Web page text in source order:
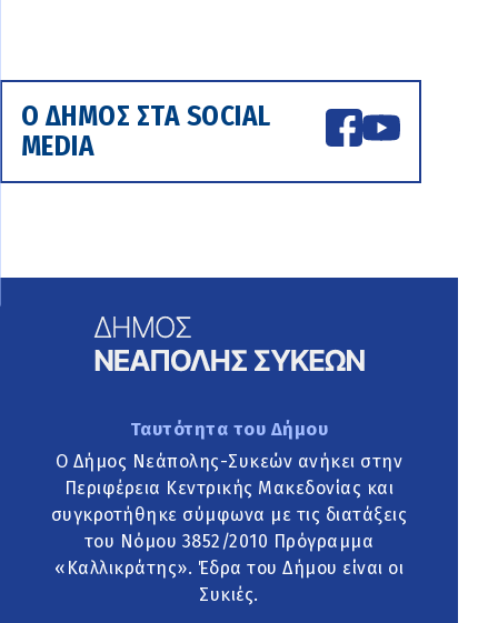
Ο ΔΗΜΟΣ ΣΤΑ SOCIAL
MEDIA
Ταυτότητα του Δήμου
Ο Δήμος Νεάπολης-Συκεών ανήκει στην
Περιφέρεια Κεντρικής Μακεδονίας και
συγκροτήθηκε σύμφωνα με τις διατάξεις
του Νόμου 3852/2010 Πρόγραμμα
«Καλλικράτης». Έδρα του Δήμου είναι οι
Συκιές.